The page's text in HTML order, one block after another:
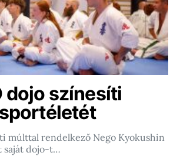
dojo színesíti
múlttal rendelkező Nego Kyokushin
saját dojo-t…